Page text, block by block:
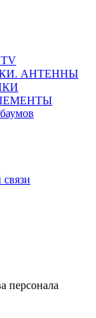
АНТЕННЫ
персонала